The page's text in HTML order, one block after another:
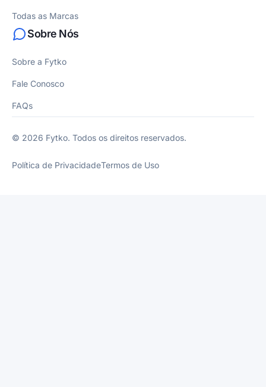
Todas as Marcas
Sobre Nós
Sobre a Fytko
Fale Conosco
FAQs
© 2026 Fytko. Todos os direitos reservados.
Política de PrivacidadeTermos de Uso